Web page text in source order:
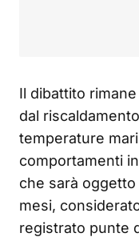
Il dibattito
dal
temperature
comportamenti
che sarà
mesi,
registrato punte